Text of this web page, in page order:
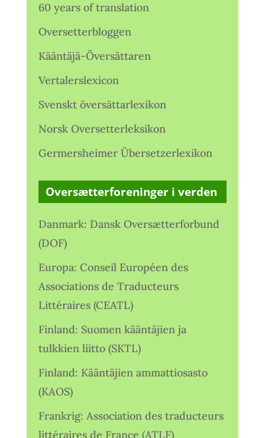
60 years of translation
Oversetterbloggen
Kääntäjä-Översättaren
Vertalerslexicon
Svenskt översättarlexikon
Norsk Oversetterleksikon
Germersheimer Übersetzerlexikon
Oversætterforeninger i verden
Danmark: Dansk Oversætterforbund
(DOF)
Europa: Conseil Européen des
Associations de Traducteurs
Littéraires (CEATL)
Finland: Suomen kääntäjien ja
tulkkien liitto (SKTL)
Finland: Kääntäjien ammattiosasto
(KAOS)
Frankrig: Association des traducteurs
littéraires de France (ATLF)